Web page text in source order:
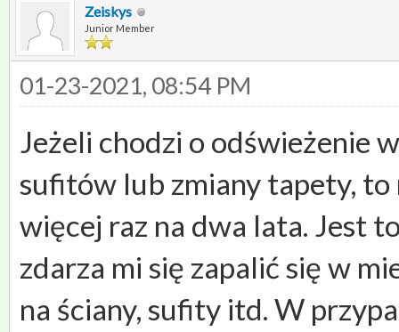
Zeiskys
Junior Member
01-23-2021, 08:54 PM
Jeżeli chodzi o odświeżenie
sufitów lub zmiany tapety,
więcej raz na dwa lata. Jest
zdarza mi się zapalić się w
na ściany, sufity itd. W